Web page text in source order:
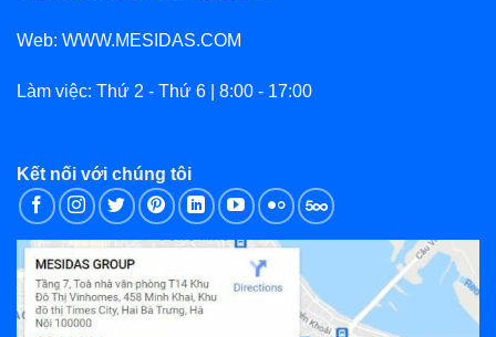
Web: WWW.MESIDAS.COM
Làm việc: Thứ 2 - Thứ 6 | 8:00 - 17:00
Kết nối với chúng tôi